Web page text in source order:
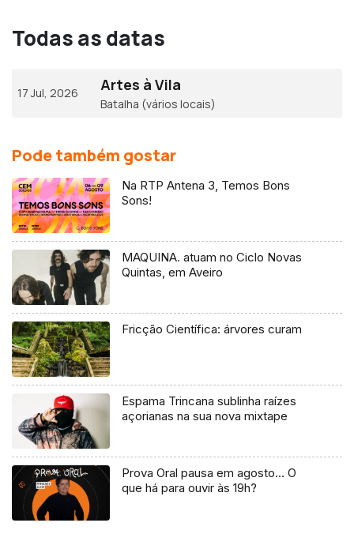
Todas as datas
17 Jul, 2026 Artes à Vila
Batalha (vários locais)
Pode também gostar
Na RTP Antena 3, Temos Bons
Sons!
MAQUINA. atuam no Ciclo Novas
Quintas, em Aveiro
Fricção Científica: árvores curam
Espama Trincana sublinha raízes
açorianas na sua nova mixtape
Prova Oral pausa em agosto… O
que há para ouvir às 19h?